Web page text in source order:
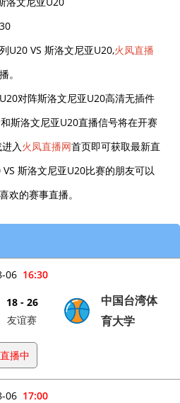
U20 VS 斯洛文尼亚U20,火凤直播
。
对阵斯洛文尼亚U20高清无插件
斯洛文尼亚U20直播信号将在开赛
入火凤直播网首页即可获取最新直
斯洛文尼亚U20比赛的朋友可以
欢的赛事直播。
16:30
06
18 - 26
友谊赛
中国台湾体
育大学
直播中
17:00
06